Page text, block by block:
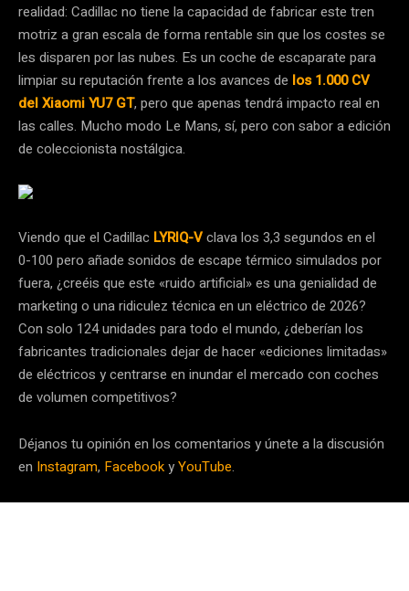
realidad: Cadillac no tiene la capacidad de fabricar este tren
motriz a gran escala de forma rentable sin que los costes se
les disparen por las nubes. Es un coche de escaparate para
limpiar su reputación frente a los avances de los 1.000 CV
del Xiaomi YU7 GT, pero que apenas tendrá impacto real en
las calles. Mucho modo Le Mans, sí, pero con sabor a edición
de coleccionista nostálgica.
Viendo que el Cadillac LYRIQ-Vclava los 3,3 segundos en el
0-100 pero añade sonidos de escape térmico simulados por
fuera, ¿creéis que este «ruido artificial» es una genialidad de
marketing o una ridiculez técnica en un eléctrico de 2026?
Con solo 124 unidades para todo el mundo, ¿deberían los
fabricantes tradicionales dejar de hacer «ediciones limitadas»
de eléctricos y centrarse en inundar el mercado con coches
de volumen competitivos?
Déjanos tu opinión en los comentarios y únete a la discusión
en Instagram, FacebookyYouTube.